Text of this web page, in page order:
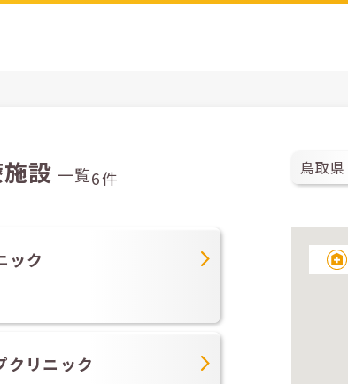
設 一覧6件
ック
クリニック